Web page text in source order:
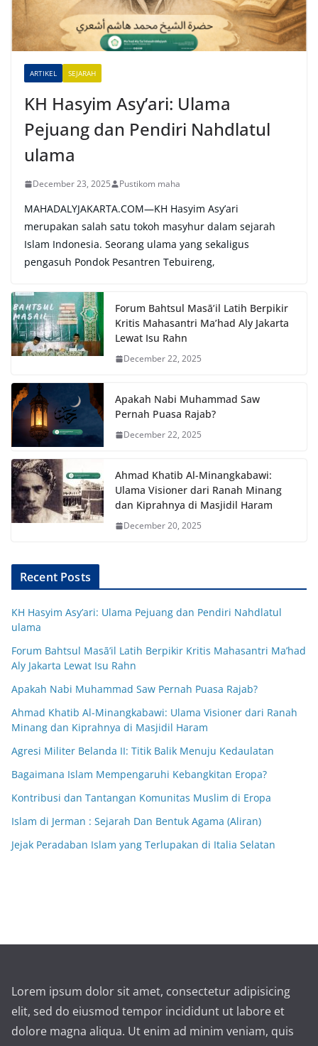
t
i
v
ARTIKEL SEJARAH
KH Hasyim Asy’ari: Ulama
Pejuang dan Pendiri Nahdlatul
ulama
December 23, 2025 Pustikom maha
MAHADALYJAKARTA.COM—KH Hasyim Asy’ari
merupakan salah satu tokoh masyhur dalam sejarah
Islam Indonesia. Seorang ulama yang sekaligus
pengasuh Pondok Pesantren Tebuireng,
Forum Bahtsul Masā’il Latih Berpikir
Kritis Mahasantri Ma’had Aly Jakarta
Lewat Isu Rahn
December 22, 2025
Apakah Nabi Muhammad Saw
Pernah Puasa Rajab?
December 22, 2025
Ahmad Khatib Al-Minangkabawi:
Ulama Visioner dari Ranah Minang
dan Kiprahnya di Masjidil Haram
December 20, 2025
Recent Posts
KH Hasyim Asy’ari: Ulama Pejuang dan Pendiri Nahdlatul
ulama
Forum Bahtsul Masā’il Latih Berpikir Kritis Mahasantri Ma’had
Aly Jakarta Lewat Isu Rahn
Apakah Nabi Muhammad Saw Pernah Puasa Rajab?
Ahmad Khatib Al-Minangkabawi: Ulama Visioner dari Ranah
Minang dan Kiprahnya di Masjidil Haram
Agresi Militer Belanda II: Titik Balik Menuju Kedaulatan
Bagaimana Islam Mempengaruhi Kebangkitan Eropa?
Kontribusi dan Tantangan Komunitas Muslim di Eropa
Islam di Jerman : Sejarah Dan Bentuk Agama (Aliran)
Jejak Peradaban Islam yang Terlupakan di Italia Selatan
Lorem ipsum dolor sit amet, consectetur adipisicing
elit, sed do eiusmod tempor incididunt ut labore et
dolore magna aliqua. Ut enim ad minim veniam, quis